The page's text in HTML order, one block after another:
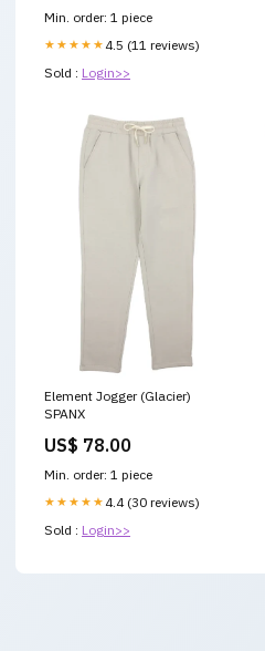
Min. order: 1 piece
★★★★★ 4.5 (11 reviews)
Sold : Login>>
Element Jogger (Glacier)
SPANX
US$ 78.00
Min. order: 1 piece
★★★★★ 4.4 (30 reviews)
Sold : Login>>